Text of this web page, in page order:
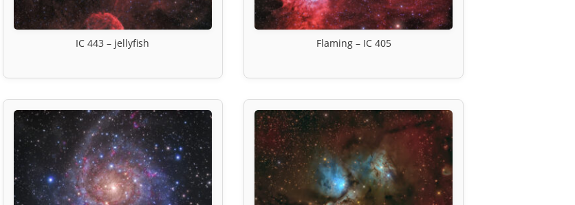
IC 443 – jellyfish Flaming – IC 405